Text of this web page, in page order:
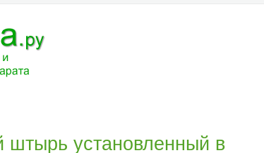
штырь установленный в